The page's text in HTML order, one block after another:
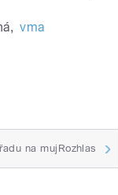
, vma
na mujRozhlas